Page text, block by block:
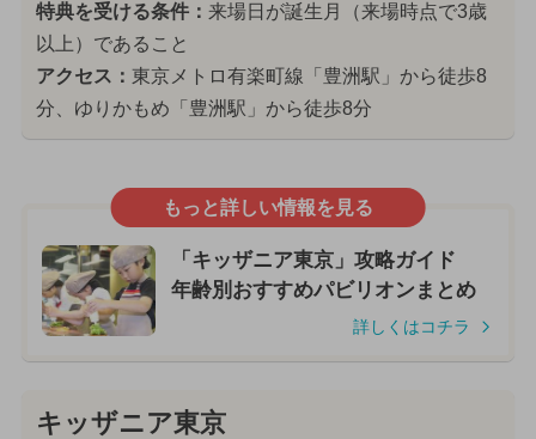
特典を受ける条件： 来場日が誕生月（来場時点で3歳
以上）であること
アクセス： 東京メトロ有楽町線「豊洲駅」から徒歩8
分、ゆりかもめ「豊洲駅」から徒歩8分
もっと詳しい情報を見る
「キッザニア東京」攻略ガイド
年齢別おすすめパビリオンまとめ
詳しくはコチラ
キッザニア東京